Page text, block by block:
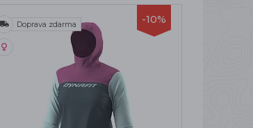
-10%
Doprava zdarma